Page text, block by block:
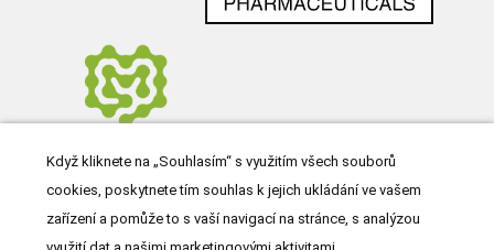
Když kliknete na „Souhlasím“ s využitím všech souborů
cookies, poskytnete tím souhlas k jejich ukládání ve vašem
zařízení a pomůže to s vaší navigací na stránce, s analýzou